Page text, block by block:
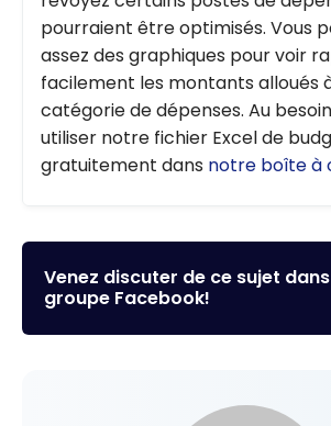
pourraient être optimisés. Vous
assez des graphiques pour voir
facilement les montants alloués
catégorie de dépenses. Au
utiliser notre fichier Excel de
gratuitement dans notre boîte à
Venez discuter de ce sujet
groupe Facebook!